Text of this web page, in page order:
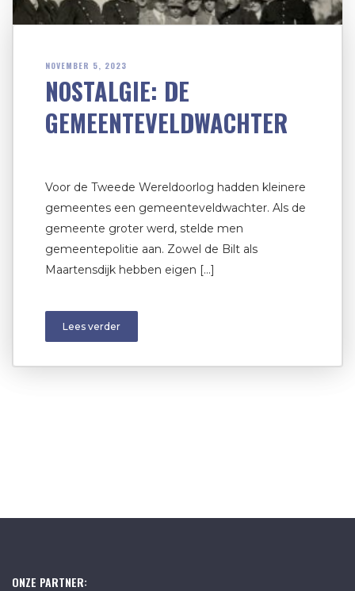
NOVEMBER 5, 2023
NOSTALGIE: DE
GEMEENTEVELDWACHTER
Voor de Tweede Wereldoorlog hadden kleinere
gemeentes een gemeenteveldwachter. Als de
gemeente groter werd, stelde men
gemeentepolitie aan. Zowel de Bilt als
Maartensdijk hebben eigen […]
Lees verder
ONZE PARTNER: